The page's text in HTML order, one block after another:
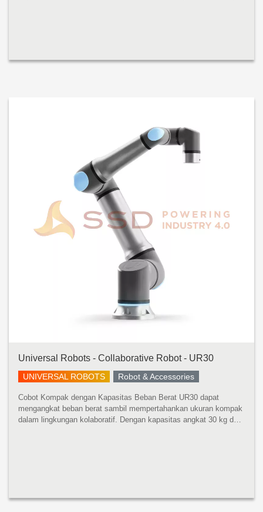
Universal Robots - Collaborative Robot - UR30
UNIVERSAL ROBOTS Robot & Accessories
Cobot Kompak dengan Kapasitas Beban Berat UR30 dapat
mengangkat beban berat sambil mempertahankan ukuran kompak
dalam lingkungan kolaboratif. Dengan kapasitas angkat 30 kg dan